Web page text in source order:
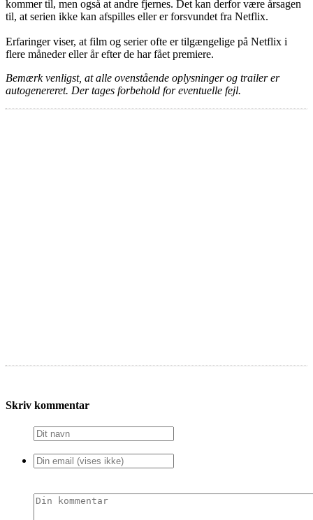
kommer til, men også at andre fjernes. Det kan derfor være årsagen
til, at serien ikke kan afspilles eller er forsvundet fra Netflix.
Erfaringer viser, at film og serier ofte er tilgængelige på Netflix i
flere måneder eller år efter de har fået premiere.
Bemærk venligst, at alle ovenstående oplysninger og trailer er
autogenereret. Der tages forbehold for eventuelle fejl.
Skriv kommentar